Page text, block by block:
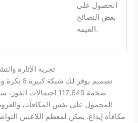
الحصول على
بعض النصائح
القيمة.
تجربة الإثارة
تصميم يوفر
ضخمة 117,649
المحمول على نفس المكافآت
مكافأة إيداع. يمكن لمعظم اللاعبين